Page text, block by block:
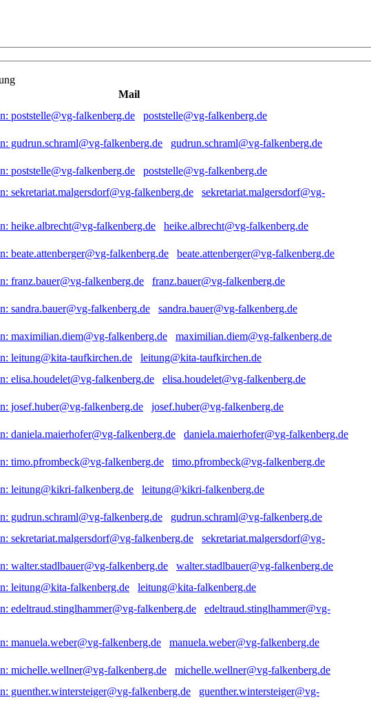
Mail
poststelle@vg-falkenberg.de
gudrun.schraml@vg-falkenberg.de
poststelle@vg-falkenberg.de
sekretariat.malgersdorf@vg-
heike.albrecht@vg-falkenberg.de
beate.attenberger@vg-falkenberg.de
franz.bauer@vg-falkenberg.de
sandra.bauer@vg-falkenberg.de
maximilian.diem@vg-falkenberg.de
leitung@kita-taufkirchen.de
elisa.houdelet@vg-falkenberg.de
josef.huber@vg-falkenberg.de
daniela.maierhofer@vg-falkenberg.de
timo.pfrombeck@vg-falkenberg.de
leitung@kikri-falkenberg.de
gudrun.schraml@vg-falkenberg.de
sekretariat.malgersdorf@vg-
walter.stadlbauer@vg-falkenberg.de
leitung@kita-falkenberg.de
edeltraud.stinglhammer@vg-
manuela.weber@vg-falkenberg.de
michelle.wellner@vg-falkenberg.de
guenther.wintersteiger@vg-